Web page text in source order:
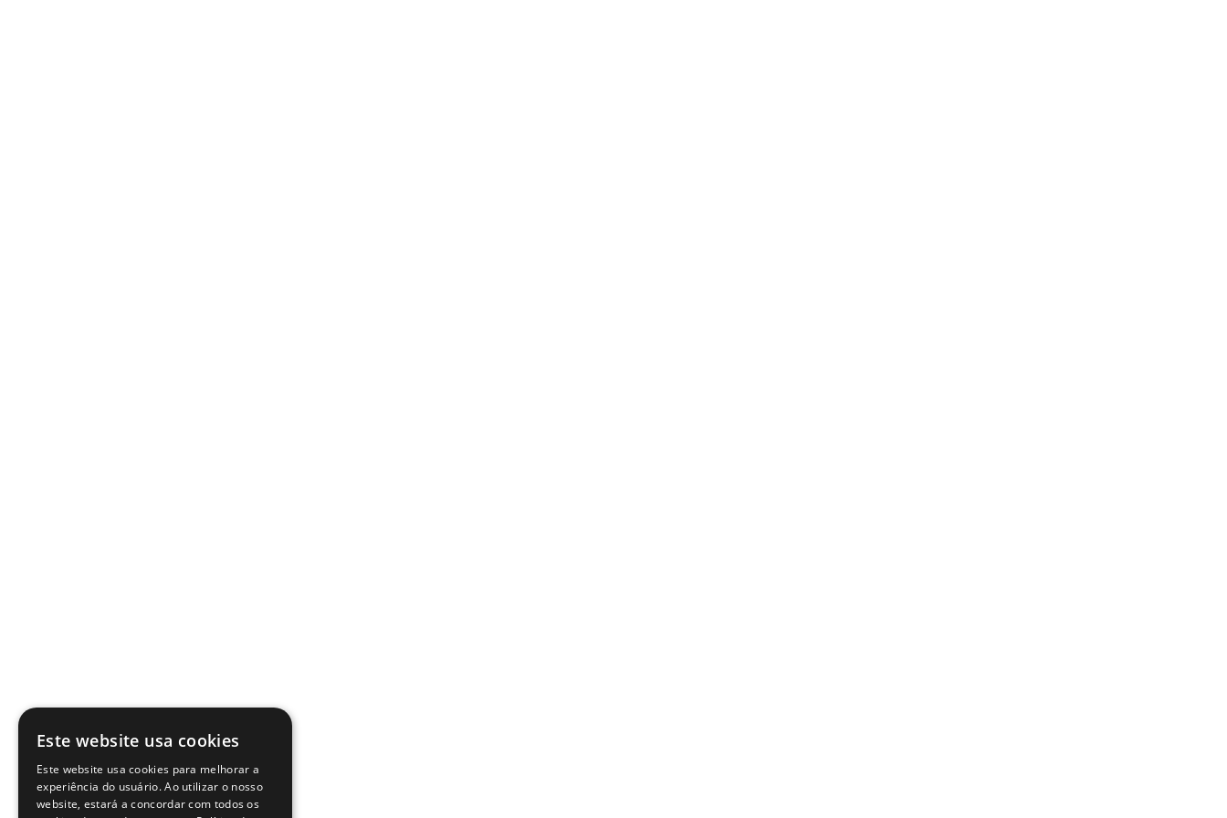
Este website usa cookies
Este website usa cookies para melhorar a
experiência do usuário. Ao utilizar o nosso
website, estará a concordar com todos os